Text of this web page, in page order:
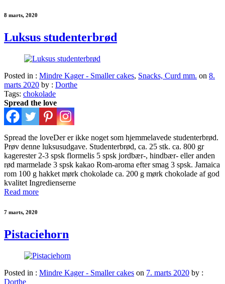
8 marts, 2020
Luksus studenterbrød
Posted in : Mindre Kager - Smaller cakes, Snacks, Curd mm. on 8.
marts 2020 by : Dorthe
Tags: chokolade
Spread the love
Spread the loveDer er ikke noget som hjemmelavede studenterbrød.
Prøv denne luksusudgave. Studenterbrød, ca. 25 stk. ca. 800 gr
kagerester 2-3 spsk flormelis 5 spsk jordbær-, hindbær- eller anden
rød marmelade 3 spsk kakao Rom-aroma efter smag 3 spsk. Jamaica
rom 100 g hakket mørk chokolade ca. 200 g mørk chokolade af god
kvalitet Ingredienserne
Read more
7 marts, 2020
Pistaciehorn
Posted in : Mindre Kager - Smaller cakes on 7. marts 2020 by :
Dorthe